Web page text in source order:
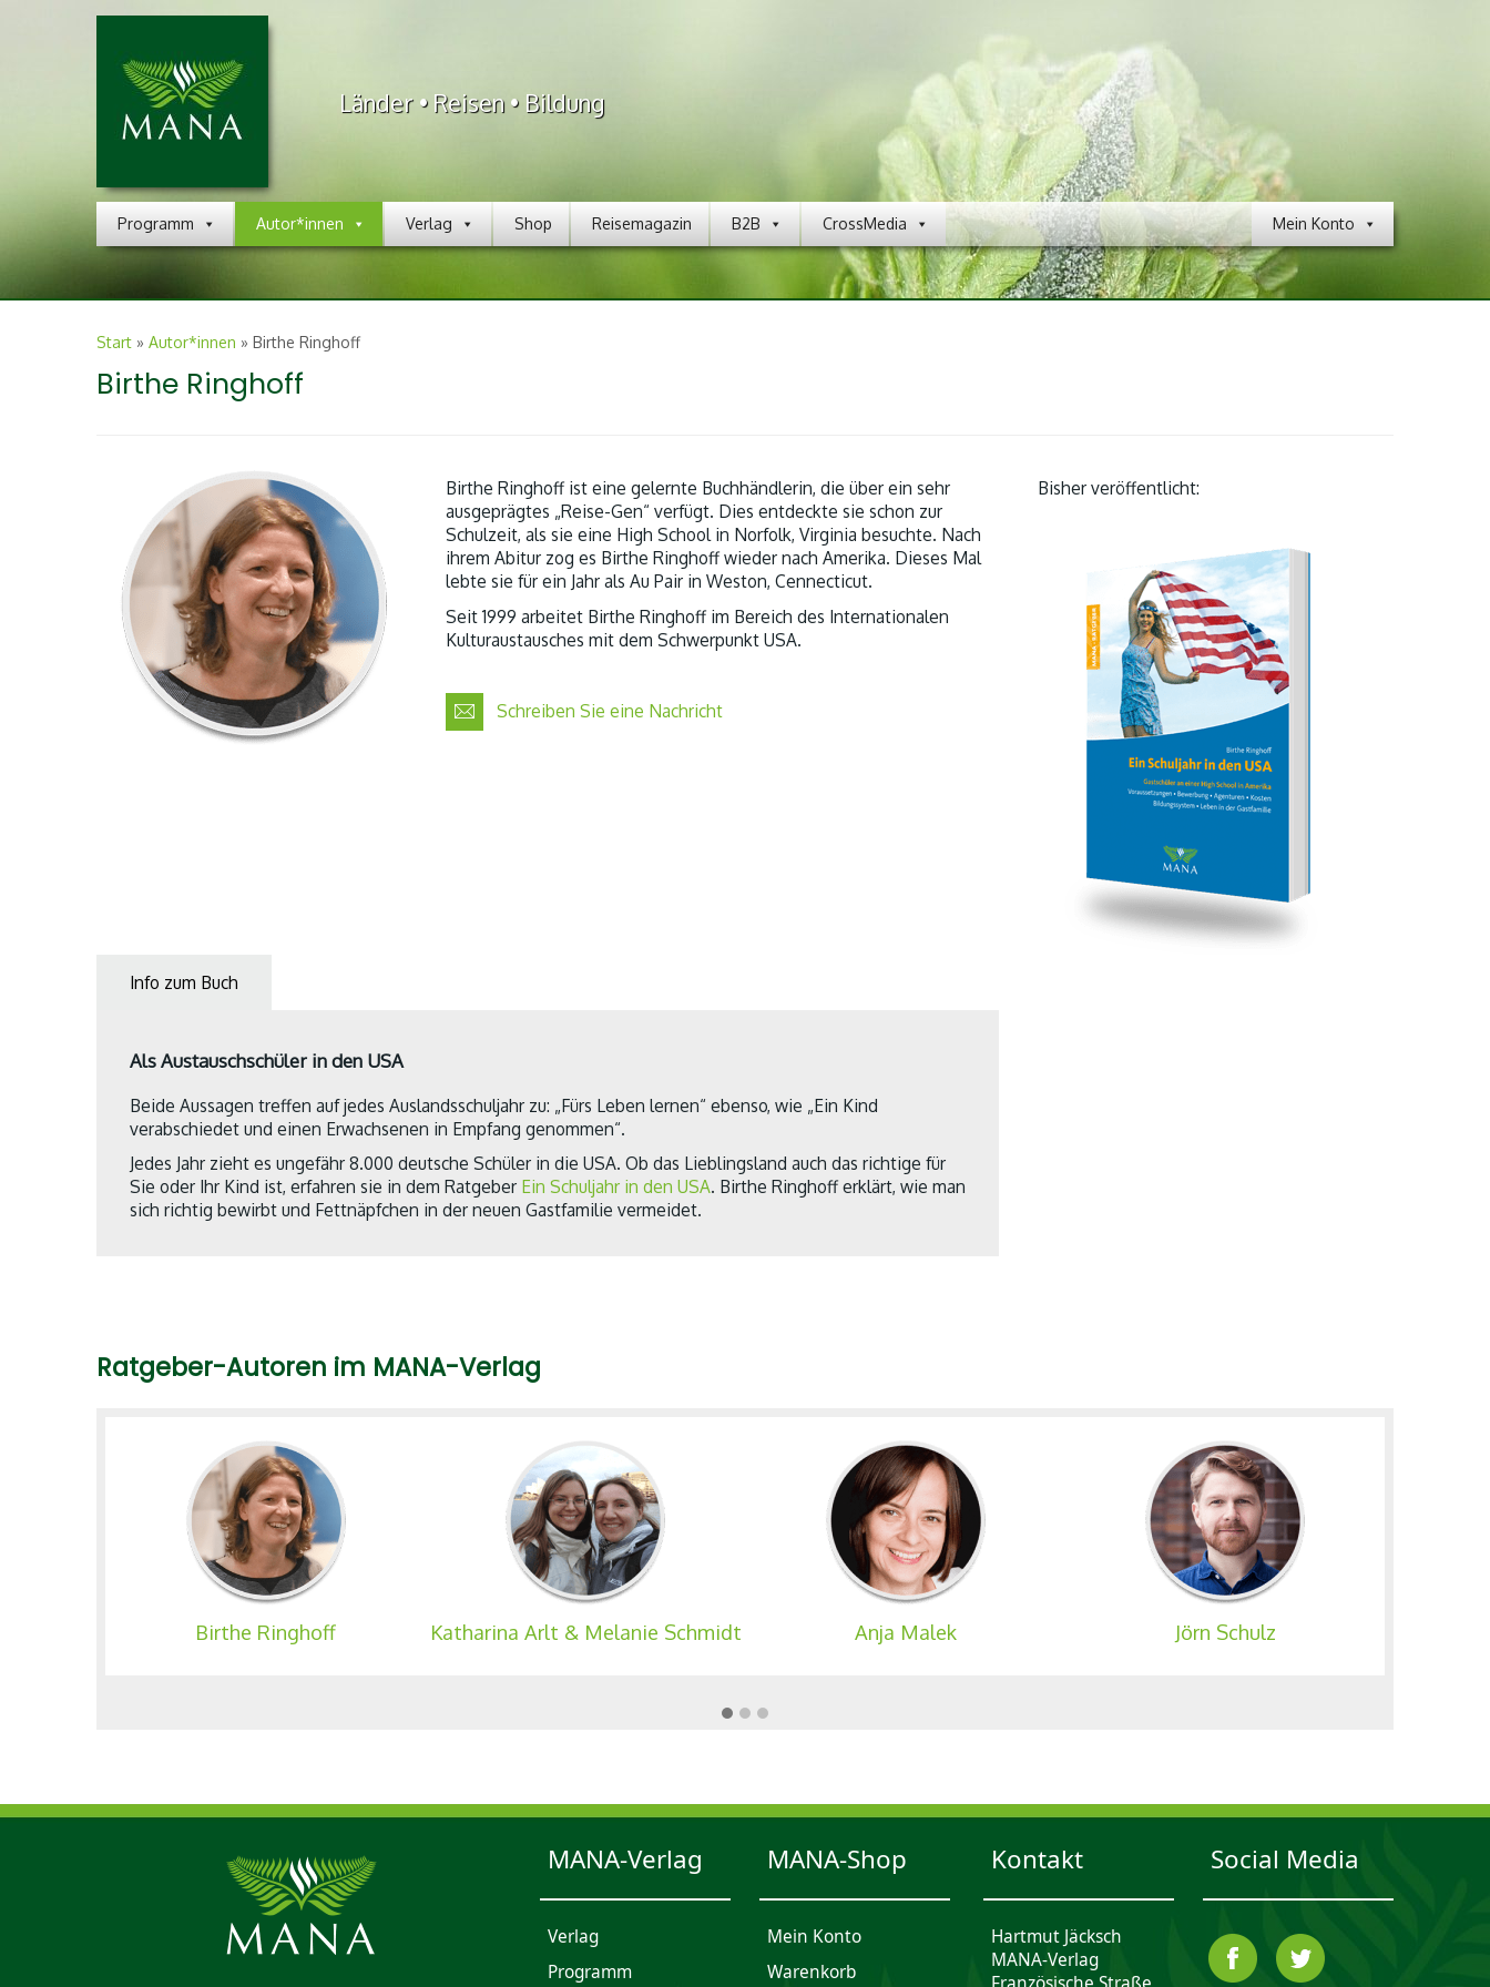
Länder • Reisen • Bildung
Programm Autor*innen Verlag Shop Reisemagazin B2B Mein Konto
CrossMedia
Start » Autor*innen » Birthe Ringhoff
Birthe Ringhoff
Birthe Ringhoff ist eine gelernte Buchhändlerin, die über ein sehr
ausgeprägtes „Reise-Gen“ verfügt. Dies entdeckte sie schon zur
Schulzeit, als sie eine High School in Norfolk, Virginia besuchte. Nach
ihrem Abitur zog es Birthe Ringhoff wieder nach Amerika. Dieses Mal
lebte sie für ein Jahr als Au Pair in Weston, Cennecticut.
Seit 1999 arbeitet Birthe Ringhoff im Bereich des Internationalen
Kulturaustausches mit dem Schwerpunkt USA.
Schreiben Sie eine Nachricht
Bisher veröffentlicht:
Info zum Buch
Als Austauschschüler in den USA
Beide Aussagen treffen auf jedes Auslandsschuljahr zu: „Fürs Leben lernen“ ebenso, wie „Ein Kind
verabschiedet und einen Erwachsenen in Empfang genommen“.
Jedes Jahr zieht es ungefähr 8.000 deutsche Schüler in die USA. Ob das Lieblingsland auch das richtige für
Sie oder Ihr Kind ist, erfahren sie in dem Ratgeber Ein Schuljahr in den USA. Birthe Ringhoff erklärt, wie man
sich richtig bewirbt und Fettnäpfchen in der neuen Gastfamilie vermeidet.
Ratgeber-Autoren im MANA-Verlag
Birthe Ringhoff Katharina Arlt & Melanie Schmidt Anja Malek Jörn Schulz
MANA-Verlag
Verlag
Programm
MANA-Shop
Mein Konto
Waren­korb
Kontakt
Hartmut Jäcksch
MANA-Verlag
Social Media